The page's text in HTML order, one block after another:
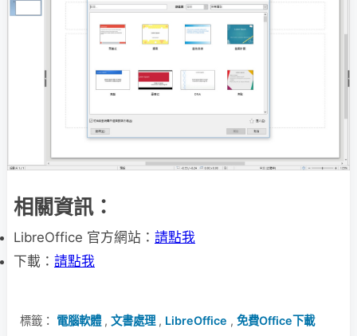
相關資訊：
LibreOffice 官方網站： 請點我
下載： 請點我
標籤： 電腦軟體, 文書處理 , LibreOffice , 免費Office下載